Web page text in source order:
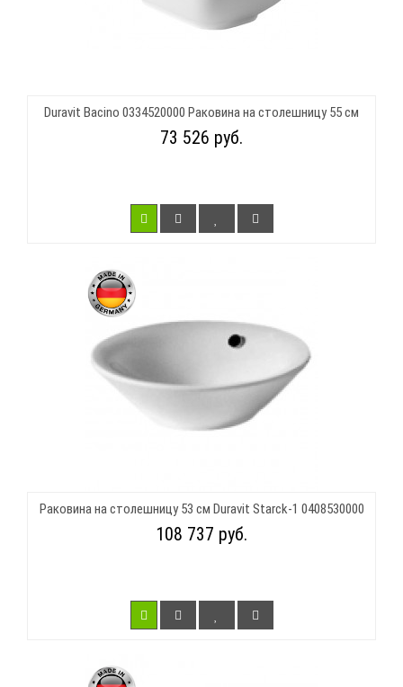
Duravit Bacino 0334520000 Раковина на столешницу 55 см
73 526 руб.
Раковина на столешницу 53 см Duravit Starck-1 0408530000
108 737 руб.